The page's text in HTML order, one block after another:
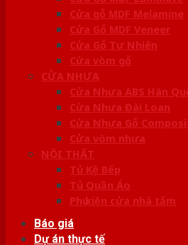
Cửa gỗ MDF Melamine
Cửa Gỗ MDF Veneer
Cửa Gỗ Tự Nhiên
Cửa vòm gỗ
CỬA NHỰA
Cửa Nhựa ABS Hàn
Cửa Nhựa Đài Loan
Cửa Nhựa Gỗ
Cửa vòm nhựa
NỘI THẤT
Tủ Kệ Bếp
Tủ Quần Áo
Phụ kiện cửa nhà tắm
Báo giá
Dự án thực tế